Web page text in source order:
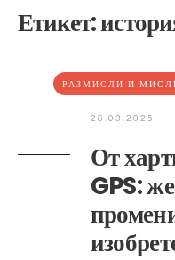
Етикет:
РАЗМИСЛИ И
28.03.2025
От
GPS: